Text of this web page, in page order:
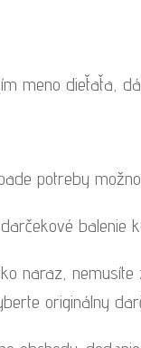
meno dieťaťa,
potreby
balenie
naraz,
originálny